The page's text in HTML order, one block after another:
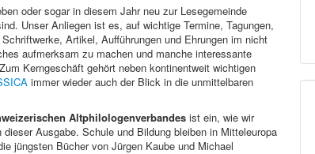
oder sogar in diesem Jahr neu zur Lesegemeinde
Unser Anliegen ist es, auf wichtige Termine, Tagungen,
Artikel, Aufführungen und Ehrungen im nicht
aufmerksam zu machen und manche interessante
Kerngeschäft gehört neben kontinentweit wichtigen
immer wieder auch der Blick in die unmittelbaren
Altphilologenverbandesist ein, wie wir
Ausgabe. Schule und Bildung bleiben in Mitteleuropa
jüngsten Bücher von Jürgen Kaube und Michael